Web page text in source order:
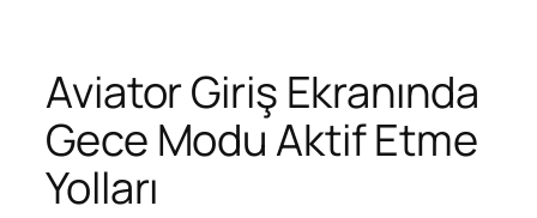
Aviator Giriş Ekranında
Gece Modu Aktif Etme
Yolları